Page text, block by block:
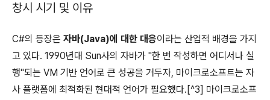
창시 시기 및 이유
C#의 등장은 자바(Java)에 대한 대응이라는 산업적 배경을 가지
고 있다. 1990년대 Sun사의 자바가 "한 번 작성하면 어디서나 실
행"되는 VM 기반 언어로 큰 성공을 거두자, 마이크로소프트는 자
사 플랫폼에 최적화된 현대적 언어가 필요했다.[^3] 마이크로소프